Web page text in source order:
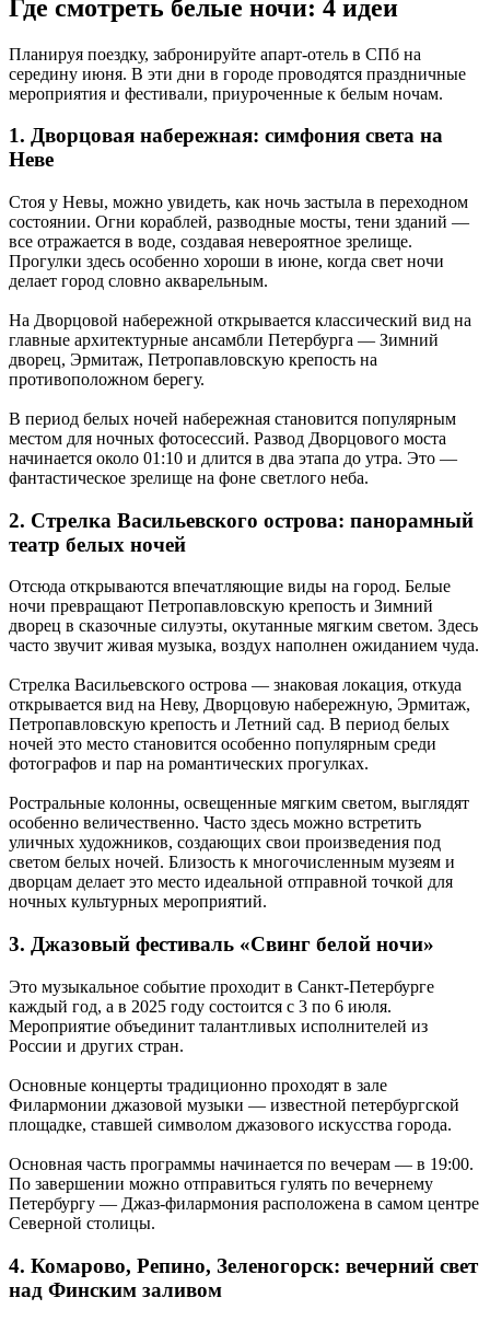
Где смотреть белые ночи: 4 идеи
Планируя поездку, забронируйте апарт-отель в СПб на
середину июня. В эти дни в городе проводятся праздничные
мероприятия и фестивали, приуроченные к белым ночам.
1. Дворцовая набережная: симфония света на
Неве
Стоя у Невы, можно увидеть, как ночь застыла в переходном
состоянии. Огни кораблей, разводные мосты, тени зданий —
все отражается в воде, создавая невероятное зрелище.
Прогулки здесь особенно хороши в июне, когда свет ночи
делает город словно акварельным.
На Дворцовой набережной открывается классический вид на
главные архитектурные ансамбли Петербурга — Зимний
дворец, Эрмитаж, Петропавловскую крепость на
противоположном берегу.
В период белых ночей набережная становится популярным
местом для ночных фотосессий. Развод Дворцового моста
начинается около 01:10 и длится в два этапа до утра. Это —
фантастическое зрелище на фоне светлого неба.
2. Стрелка Васильевского острова: панорамный
театр белых ночей
Отсюда открываются впечатляющие виды на город. Белые
ночи превращают Петропавловскую крепость и Зимний
дворец в сказочные силуэты, окутанные мягким светом. Здесь
часто звучит живая музыка, воздух наполнен ожиданием чуда.
Стрелка Васильевского острова — знаковая локация, откуда
открывается вид на Неву, Дворцовую набережную, Эрмитаж,
Петропавловскую крепость и Летний сад. В период белых
ночей это место становится особенно популярным среди
фотографов и пар на романтических прогулках.
Ростральные колонны, освещенные мягким светом, выглядят
особенно величественно. Часто здесь можно встретить
уличных художников, создающих свои произведения под
светом белых ночей. Близость к многочисленным музеям и
дворцам делает это место идеальной отправной точкой для
ночных культурных мероприятий.
3. Джазовый фестиваль «Свинг белой ночи»
Это музыкальное событие проходит в Санкт-Петербурге
каждый год, а в 2025 году состоится с 3 по 6 июля.
Мероприятие объединит талантливых исполнителей из
России и других стран.
Основные концерты традиционно проходят в зале
Филармонии джазовой музыки — известной петербургской
площадке, ставшей символом джазового искусства города.
Основная часть программы начинается по вечерам — в 19:00.
По завершении можно отправиться гулять по вечернему
Петербургу — Джаз-филармония расположена в самом центре
Северной столицы.
4. Комарово, Репино, Зеленогорск: вечерний свет
над Финским заливом